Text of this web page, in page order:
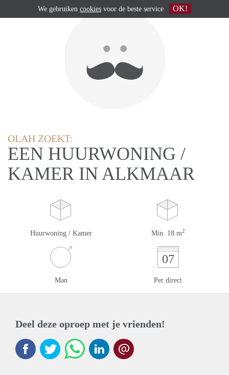
OLAH ZOEKT:
EEN HUURWONING /
KAMER IN ALKMAAR
Huurwoning / Kamer Min. 18 m2
Man
07
Per direct
Deel deze oproep met je vrienden!
We gebruiken cookies voor de beste service OK!